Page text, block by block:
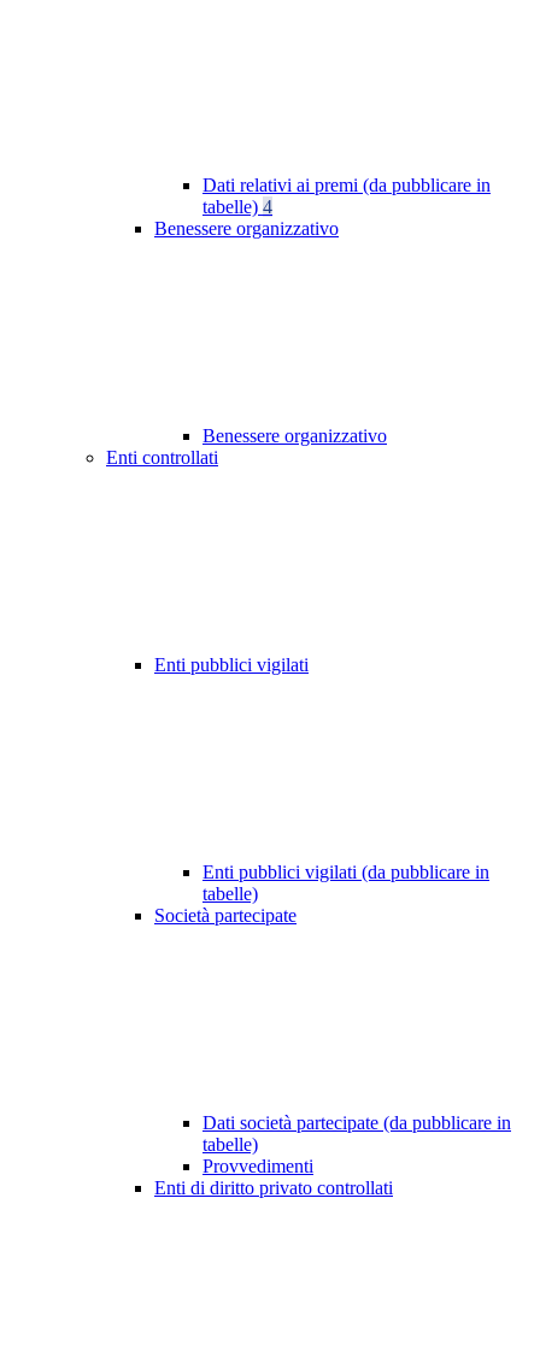
Dati relativi ai premi (da pubblicare in
tabelle) 4
Benessere organizzativo
Benessere organizzativo
Enti controllati
Enti pubblici vigilati
Enti pubblici vigilati (da pubblicare in
tabelle)
Società partecipate
Dati società partecipate (da pubblicare in
tabelle)
Provvedimenti
Enti di diritto privato controllati